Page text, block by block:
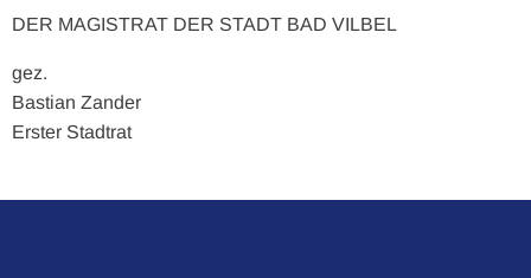
DER MAGISTRAT DER STADT BAD VILBEL
gez.
Bastian Zander
Erster Stadtrat